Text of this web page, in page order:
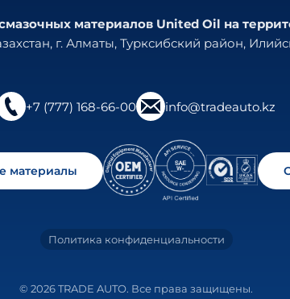
материалов United Oil на
г. Алматы, Турксибский район,
+7 (777) 168-66-00 info@tradeauto.kz
материалы
Политика конфиденциальности
© 2026 TRADE AUTO. Все права защищены.